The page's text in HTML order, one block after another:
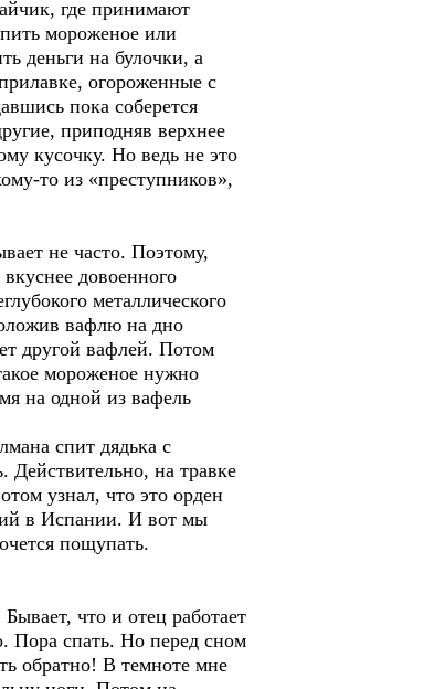
где принимают
мороженое или
деньги на булочки, а
огороженные с
пока соберется
приподняв верхнее
кусочку. Но ведь не это
то из «преступников»,
не часто. Поэтому,
довоенного
металлического
вафлю на дно
другой вафлей. Потом
мороженое нужно
на одной из вафель
спит дядька с
на травке
узнал, что это орден
в Испании. И вот мы
пощупать.
что и отец работает
Пора спать. Но перед сном
обратно! В темноте мне